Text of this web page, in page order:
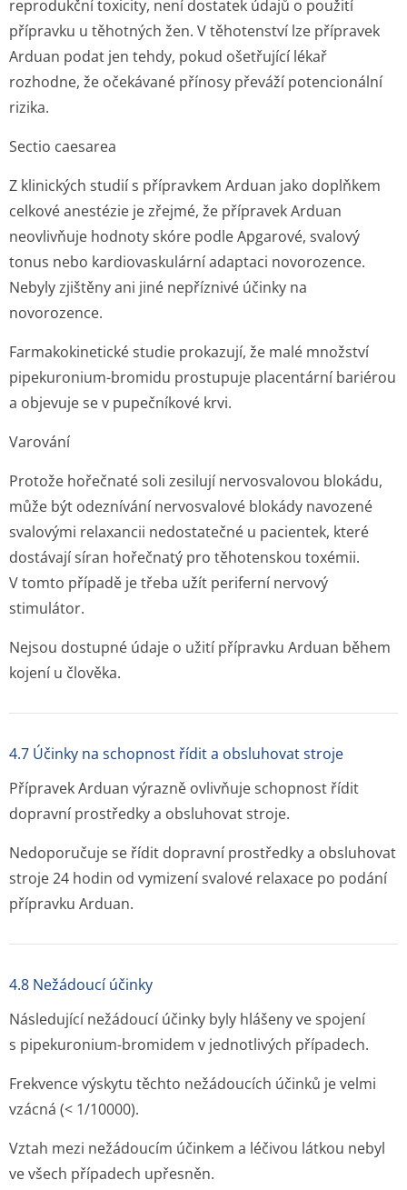
reprodukční toxicity, není dostatek údajů o použití
přípravku u těhotných žen. V těhotenství lze přípravek
Arduan podat jen tehdy, pokud ošetřující lékař
rozhodne, že očekávané přínosy převáží potencionální
rizika.
Sectio caesarea
Z klinických studií s přípravkem Arduan jako doplňkem
celkové anestézie je zřejmé, že přípravek Arduan
neovlivňuje hodnoty skóre podle Apgarové, svalový
tonus nebo kardiovaskulární adaptaci novorozence.
Nebyly zjištěny ani jiné nepříznivé účinky na
novorozence.
Farmakokinetické studie prokazují, že malé množství
pipekuronium-bromidu prostupuje placentární bariérou
a objevuje se v pupečníkové krvi.
Varování
Protože hořečnaté soli zesilují nervosvalovou blokádu,
může být odeznívání nervosvalové blokády navozené
svalovými relaxancii nedostatečné u pacientek, které
dostávají síran hořečnatý pro těhotenskou toxémii.
V tomto případě je třeba užít periferní nervový
stimulátor.
Nejsou dostupné údaje o užití přípravku Arduan během
kojení u člověka.
4.7 Účinky na schopnost řídit a obsluhovat stroje
Přípravek Arduan výrazně ovlivňuje schopnost řídit
dopravní prostředky a obsluhovat stroje.
Nedoporučuje se řídit dopravní prostředky a obsluhovat
stroje 24 hodin od vymizení svalové relaxace po podání
přípravku Arduan.
4.8 Nežádoucí účinky
Následující nežádoucí účinky byly hlášeny ve spojení
s pipekuronium-bromidem v jednotlivých případech.
Frekvence výskytu těchto nežádoucích účinků je velmi
vzácná (< 1/10000).
Vztah mezi nežádoucím účinkem a léčivou látkou nebyl
ve všech případech upřesněn.